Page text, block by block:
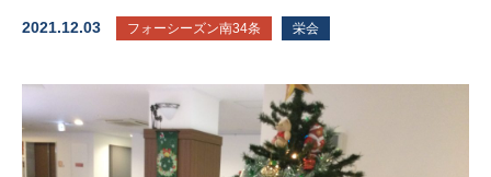
2021.12.03 フォーシーズン南34条 栄会